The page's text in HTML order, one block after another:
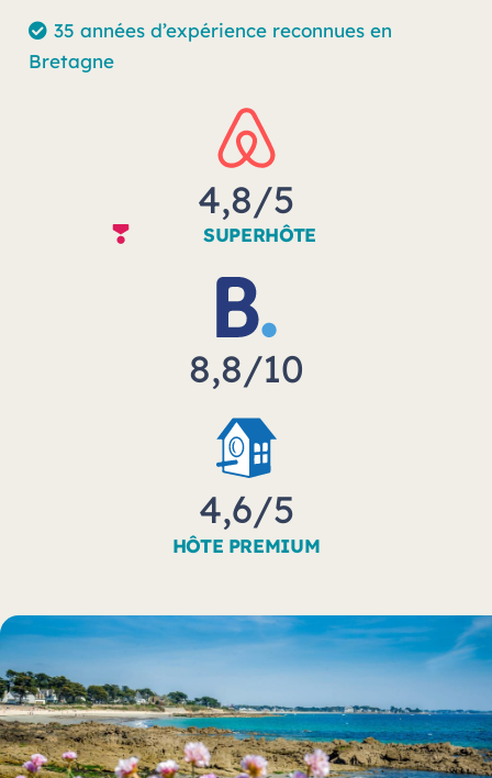
35 années d’expérience reconnues en
Bretagne
4,8/5
SUPERHÔTE
8,8/10
4,6/5
HÔTE PREMIUM